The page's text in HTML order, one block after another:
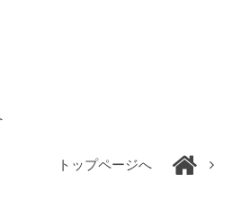
トップページへ